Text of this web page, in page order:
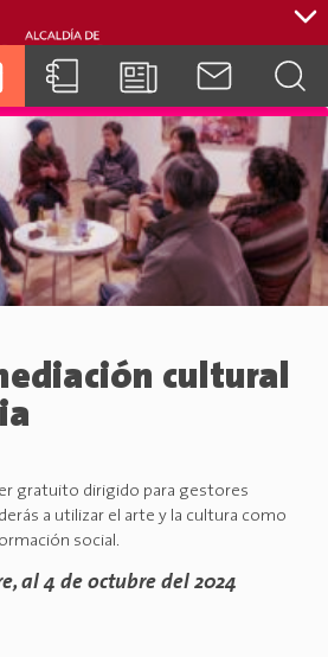
cuenca.gob.ec
cultural
gratuito dirigido para gestores
a utilizar el arte y la cultura como
social.
al 4 de octubre del 2024